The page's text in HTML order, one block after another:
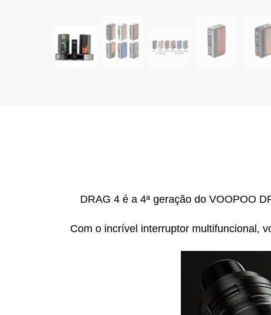
DRAG 4 é a 4ª geração do VOOPOO
Com o incrível interruptor multifuncional,